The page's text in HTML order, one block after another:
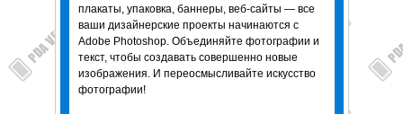
плакаты, упаковка, баннеры, веб-сайты — все
ваши дизайнерские проекты начинаются с
Adobe Photoshop. Объединяйте фотографии и
текст, чтобы создавать совершенно новые
изображения. И переосмысливайте искусство
фотографии!